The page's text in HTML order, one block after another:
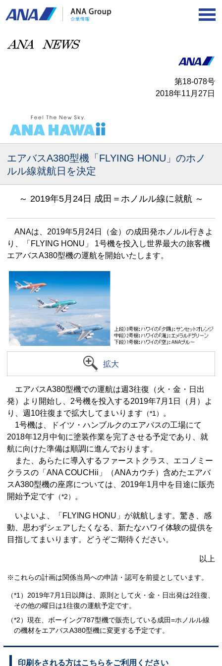
第18‐078号
2018年11月27日
エアバスA380型機「FLYING HONU」のホノ
ルル線就航日を決定
～ 2019年5月24日 成田＝ホノルル線に就航 ～
ANAは、2019年5月24日（金）の成田発ホノルル行きよ
り、「FLYING HONU」 1号機を投入し世界最大の旅客機
エアバスA380型機の運航を開始いたします。
拡大
エアバスA380型機での運航は週3往復（火・金・日出
発）より開始し、2号機を投入する2019年7月1日（月）よ
り、週10往復まで拡大してまいります （*1）
。
1号機は、ドイツ・ハンブルクのエアバスの工場にて
2018年12月中旬に塗装作業を完了させる予定であり、就
航に向けた準備は順調に進んでおります。
また、あらたに導入するファーストクラス、エコノミー
クラスの「ANA COUCHii」（ANAカウチ）含めたエアバ
スA380型機の座席については、2019年1月中を目途に販売
開始予定です （*2） 。
いよいよ、「FLYING HONU」が就航します。驚き、感
動、思わずシェアしたくなる、新たなハワイ体験の提供を
目指してまいります。どうぞご期待ください。
以上
※これらの計画は関係当局への申請・認可を前提としています。
（*1）2019年7月1日以降は、原則として火・金・日出発は2往復、
その他の曜日は1往復の運航予定です。
（*2）現在、ボーイング787型機で販売している成田=ホノルル線
の機材をエアバスA380型機に変更する予定です。
印刷をされる方はこちらをご利用ください